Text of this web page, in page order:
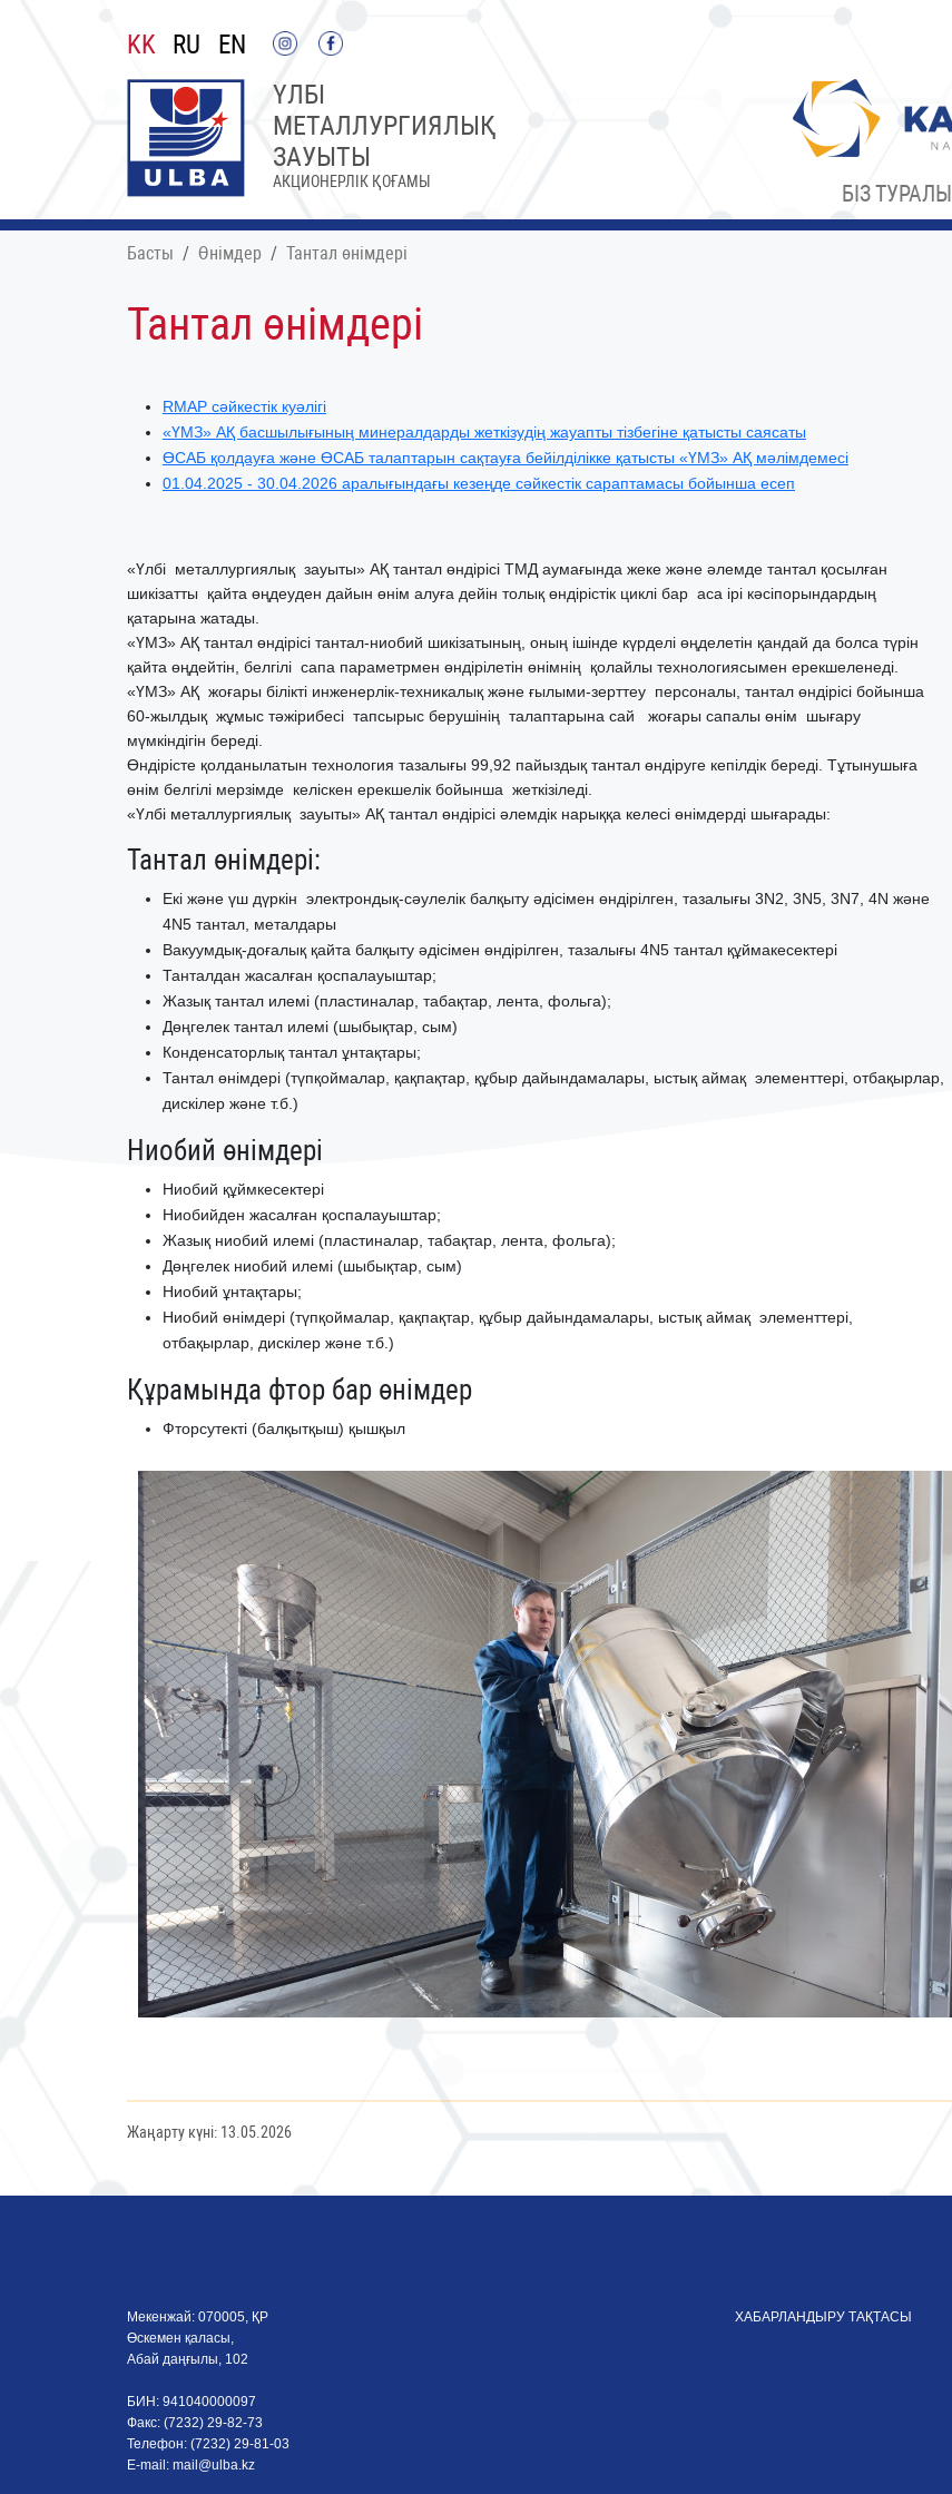
KK RU EN
ҮЛБІ
МЕТАЛЛУРГИЯЛЫҚ
ЗАУЫТЫ
АКЦИОНЕРЛІК ҚОҒАМЫ БІЗ ТУРАЛЫ
Басты Өнімдер Тантал өнімдері
Тантал өнімдері
RMAP сәйкестік куәлігі
«ҮМЗ» АҚ басшылығының минералдарды жеткізудің жауапты тізбегіне қатысты саясаты
ӨСАБ қолдауға және ӨСАБ талаптарын сақтауға бейілділікке қатысты «ҮМЗ» АҚ мәлімдемесі
01.04.2025 - 30.04.2026 аралығындағы кезеңде сәйкестік сараптамасы бойынша есеп
«Үлбі металлургиялық зауыты» АҚ тантал өндірісі ТМД аумағында жеке және әлемде тантал қосылған
шикізатты қайта өңдеуден дайын өнім алуға дейін толық өндірістік циклі бар аса ірі кәсіпорындардың
қатарына жатады.
«ҮМЗ» АҚ тантал өндірісі тантал-ниобий шикізатының, оның ішінде күрделі өңделетін қандай да болса түрін
қайта өңдейтін, белгілі сапа параметрмен өндірілетін өнімнің қолайлы технологиясымен ерекшеленеді.
«ҮМЗ» АҚ жоғары білікті инженерлік-техникалық және ғылыми-зерттеу персоналы, тантал өндірісі бойынша
60-жылдық жұмыс тәжірибесі тапсырыс берушінің талаптарына сай жоғары сапалы өнім шығару
мүмкіндігін береді.
Өндірісте қолданылатын технология тазалығы 99,92 пайыздық тантал өндіруге кепілдік береді. Тұтынушыға
өнім белгілі мерзімде келіскен ерекшелік бойынша жеткізіледі.
«Үлбі металлургиялық зауыты» АҚ тантал өндірісі әлемдік нарыққа келесі өнімдерді шығарады:
Тантал өнімдері:
Екі және үш дүркін электрондық-сәулелік балқыту әдісімен өндірілген, тазалығы 3N2, 3N5, 3N7, 4N және
4N5 тантал, металдары
Вакуумдық-доғалық қайта балқыту әдісімен өндірілген, тазалығы 4N5 тантал құймакесектері
Танталдан жасалған қоспалауыштар;
Жазық тантал илемі (пластиналар, табақтар, лента, фольга);
Дөңгелек тантал илемі (шыбықтар, сым)
Конденсаторлық тантал ұнтақтары;
Тантал өнімдері (түпқоймалар, қақпақтар, құбыр дайындамалары, ыстық аймақ элементтері, отбақырлар,
дискілер және т.б.)
Ниобий өнімдері
Ниобий құймкесектері
Ниобийден жасалған қоспалауыштар;
Жазық ниобий илемі (пластиналар, табақтар, лента, фольга);
Дөңгелек ниобий илемі (шыбықтар, сым)
Ниобий ұнтақтары;
Ниобий өнімдері (түпқоймалар, қақпақтар, құбыр дайындамалары, ыстық аймақ элементтері,
отбақырлар, дискілер және т.б.)
Құрамында фтор бар өнімдер
Фторсутекті (балқытқыш) қышқыл
Жаңарту күні: 13.05.2026
Мекенжай: 070005, ҚР
Өскемен қаласы,
Абай даңғылы, 102
БИН: 941040000097
Факс: (7232) 29-82-73
Телефон: (7232) 29-81-03
E-mail: mail@ulba.kz
ХАБАРЛАНДЫРУ ТАҚТАСЫ